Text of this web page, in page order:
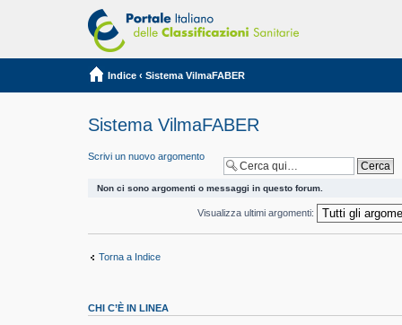
Indice ‹ Sistema VilmaFABER
Sistema VilmaFABER
Scrivi un nuovo argomento
Non ci sono argomenti o messaggi in questo forum.
Visualizza ultimi argomenti:
Torna a Indice
CHI C’È IN LINEA